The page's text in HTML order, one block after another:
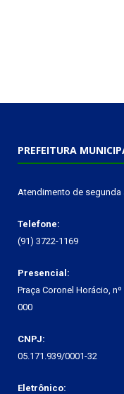
PREFEITURA
Atendimento de segunda
Telefone:
(91) 3722-1169
Presencial:
Praça Coronel Horácio, nº
000
CNPJ:
05.171.939/0001-32
Eletrônico: